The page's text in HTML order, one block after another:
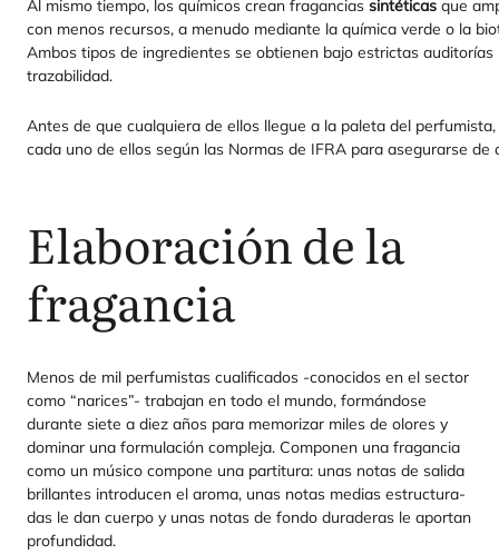
Al mis­mo tiem­po, los quí­mi­cos crean fra­gan­cias sin­té­ti­cas que
con menos recur­sos, a menu­do median­te la quí­mi­ca ver­de o la
Ambos tipos de ingre­dien­tes se obtie­nen bajo estric­tas
trazabilidad.
Antes de que cual­quie­ra de ellos lle­gue a la pale­ta del
cada uno de ellos según las Nor­mas de IFRA para ase­gu­rar­se de
Elaboración de la
fragancia
Menos de mil per­fu­mis­tas cua­li­fi­ca­dos ‑cono­ci­dos en el sec­tor
como “nari­ces”- tra­ba­jan en todo el mun­do, for­mán­do­se
duran­te sie­te a diez años para memo­ri­zar miles de olo­res y
domi­nar una for­mu­la­ción com­ple­ja. Com­po­nen una fra­gan­cia
como un músi­co com­po­ne una par­ti­tu­ra: unas notas de sali­da
bri­llan­tes intro­du­cen el aro­ma, unas notas medias estruc­tu­ra­
das le dan cuer­po y unas notas de fon­do dura­de­ras le apor­tan
profundidad.